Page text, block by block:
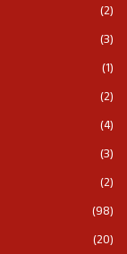
(2)
(3)
(1)
(2)
(4)
(3)
(2)
(98)
(20)